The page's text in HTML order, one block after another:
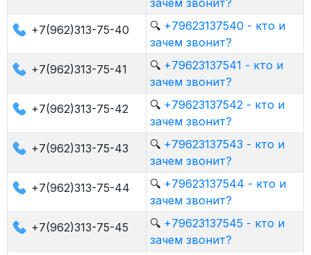
зачем звонит?
+7(962)313-75-40
🔍 +79623137540 - кто и
зачем звонит?
+7(962)313-75-41
🔍 +79623137541 - кто и
зачем звонит?
+7(962)313-75-42
🔍 +79623137542 - кто и
зачем звонит?
+7(962)313-75-43
🔍 +79623137543 - кто и
зачем звонит?
+7(962)313-75-44
🔍 +79623137544 - кто и
зачем звонит?
+7(962)313-75-45
🔍 +79623137545 - кто и
зачем звонит?